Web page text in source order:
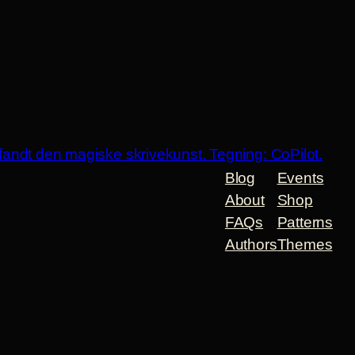
Blog
About
FAQs
Authors
Events
Shop
Patterns
Themes